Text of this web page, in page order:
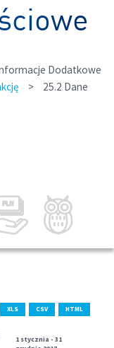
Dodatkowe
>
25.2 Dane
XLS CSV HTML
1 stycznia -31